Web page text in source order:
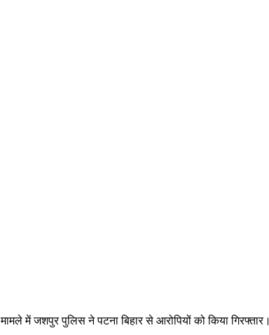
में जशपुर पुलिस ने पटना बिहार से आरोपियों को किया गिरफ्तार।